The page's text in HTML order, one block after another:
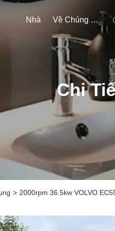
Nhà Về Chúng Tôi
Chi
> 2000rpm 36.5kw VOLVO